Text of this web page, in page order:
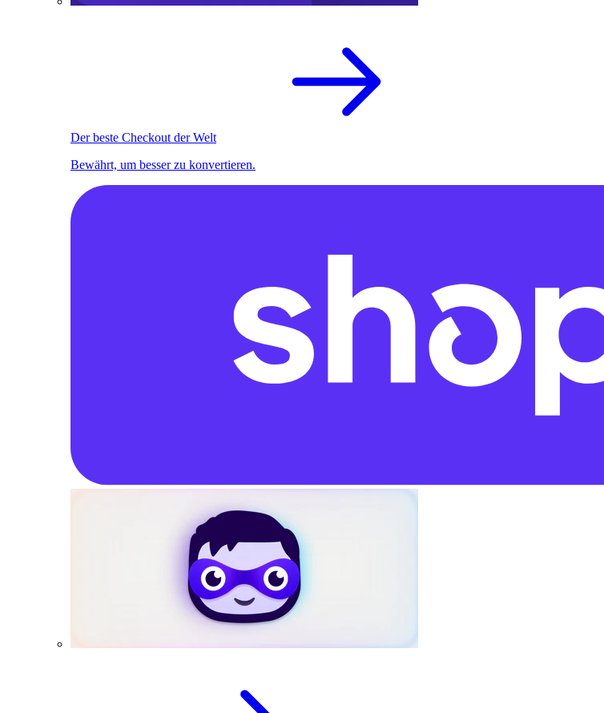
Der beste Checkout der Welt
Bewährt, um besser zu konvertieren.